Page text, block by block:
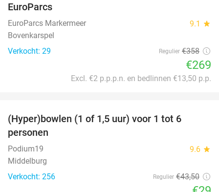
EuroParcs
EuroParcs Markermeer 9.1 star
Bovenkarspel
Verkocht: 29
Regulier €358
€269
Excl. €2 p.p.p.n. en bedlinnen €13,50 p.p.
(Hyper)bowlen (1 of 1,5 uur) voor 1 tot 6
personen
Podium19 9.6 star
Middelburg
Verkocht: 256
Regulier €43,50